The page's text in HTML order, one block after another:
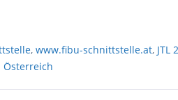
,www.fibu-schnittstelle.at, JTL
Österreich